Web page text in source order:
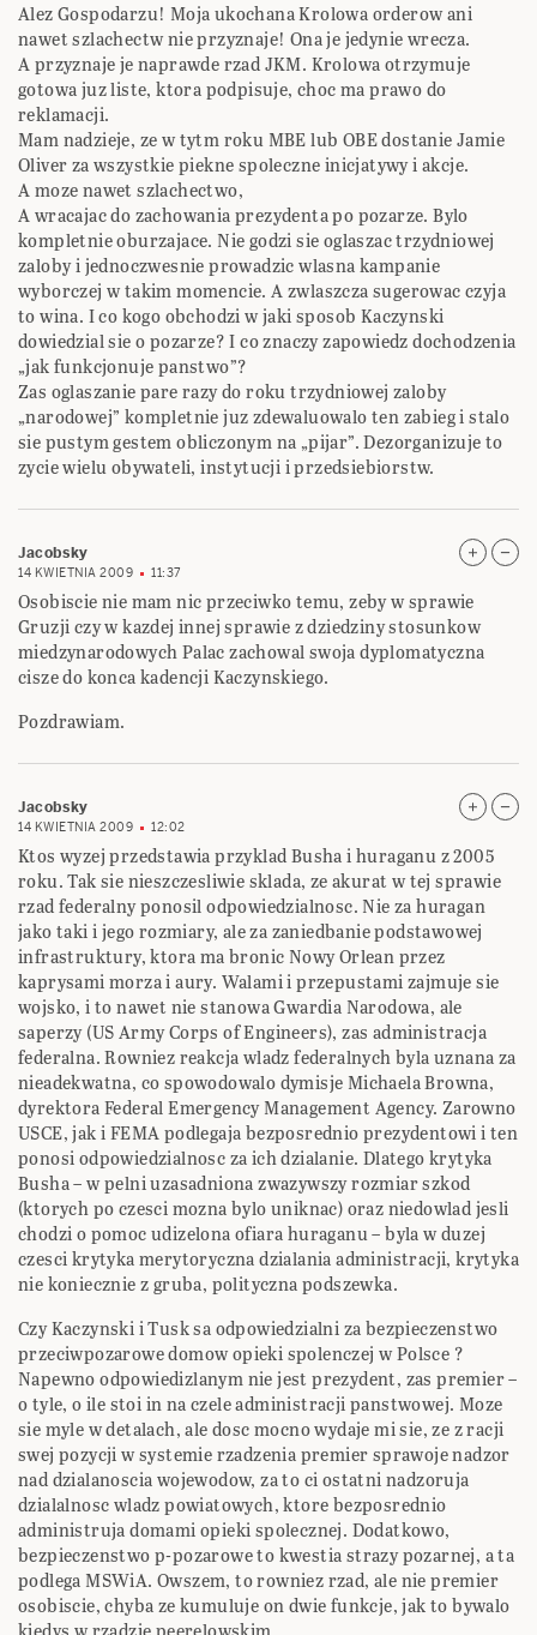
Alez Gospodarzu! Moja ukochana Krolowa orderow ani
nawet szlachectw nie przyznaje! Ona je jedynie wrecza.
A przyznaje je naprawde rzad JKM. Krolowa otrzymuje
gotowa juz liste, ktora podpisuje, choc ma prawo do
reklamacji.
Mam nadzieje, ze w tytm roku MBE lub OBE dostanie Jamie
Oliver za wszystkie piekne spoleczne inicjatywy i akcje.
A moze nawet szlachectwo,
A wracajac do zachowania prezydenta po pozarze. Bylo
kompletnie oburzajace. Nie godzi sie oglaszac trzydniowej
zaloby i jednoczwesnie prowadzic wlasna kampanie
wyborczej w takim momencie. A zwlaszcza sugerowac czyja
to wina. I co kogo obchodzi w jaki sposob Kaczynski
dowiedzial sie o pozarze? I co znaczy zapowiedz dochodzenia
„jak funkcjonuje panstwo”?
Zas oglaszanie pare razy do roku trzydniowej zaloby
„narodowej” kompletnie juz zdewaluowalo ten zabieg i stalo
sie pustym gestem obliczonym na „pijar”. Dezorganizuje to
zycie wielu obywateli, instytucji i przedsiebiorstw.
Jacobsky
14 KWIETNIA 2009 11:37
Osobiscie nie mam nic przeciwko temu, zeby w sprawie
Gruzji czy w kazdej innej sprawie z dziedziny stosunkow
miedzynarodowych Palac zachowal swoja dyplomatyczna
cisze do konca kadencji Kaczynskiego.
Pozdrawiam.
Jacobsky
14 KWIETNIA 2009 12:02
Ktos wyzej przedstawia przyklad Busha i huraganu z 2005
roku. Tak sie nieszczesliwie sklada, ze akurat w tej sprawie
rzad federalny ponosil odpowiedzialnosc. Nie za huragan
jako taki i jego rozmiary, ale za zaniedbanie podstawowej
infrastruktury, ktora ma bronic Nowy Orlean przez
kaprysami morza i aury. Walami i przepustami zajmuje sie
wojsko, i to nawet nie stanowa Gwardia Narodowa, ale
saperzy (US Army Corps of Engineers), zas administracja
federalna. Rowniez reakcja wladz federalnych byla uznana za
nieadekwatna, co spowodowalo dymisje Michaela Browna,
dyrektora Federal Emergency Management Agency. Zarowno
USCE, jak i FEMA podlegaja bezposrednio prezydentowi i ten
ponosi odpowiedzialnosc za ich dzialanie. Dlatego krytyka
Busha – w pelni uzasadniona zwazywszy rozmiar szkod
(ktorych po czesci mozna bylo uniknac) oraz niedowlad jesli
chodzi o pomoc udizelona ofiara huraganu – byla w duzej
czesci krytyka merytoryczna dzialania administracji, krytyka
nie koniecznie z gruba, polityczna podszewka.
Czy Kaczynski i Tusk sa odpowiedzialni za bezpieczenstwo
przeciwpozarowe domow opieki spolenczej w Polsce ?
Napewno odpowiedizlanym nie jest prezydent, zas premier –
o tyle, o ile stoi in na czele administracji panstwowej. Moze
sie myle w detalach, ale dosc mocno wydaje mi sie, ze z racji
swej pozycji w systemie rzadzenia premier sprawoje nadzor
nad dzialanoscia wojewodow, za to ci ostatni nadzoruja
dzialalnosc wladz powiatowych, ktore bezposrednio
administruja domami opieki spolecznej. Dodatkowo,
bezpieczenstwo p-pozarowe to kwestia strazy pozarnej, a ta
podlega MSWiA. Owszem, to rowniez rzad, ale nie premier
osobiscie, chyba ze kumuluje on dwie funkcje, jak to bywalo